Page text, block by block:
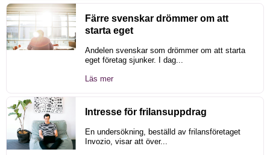
Färre svenskar drömmer om att
starta eget
Andelen svenskar som drömmer om att starta
eget företag sjunker. I dag...
Läs mer
Intresse för frilansuppdrag
En undersökning, beställd av frilansföretaget
Invozio, visar att över...